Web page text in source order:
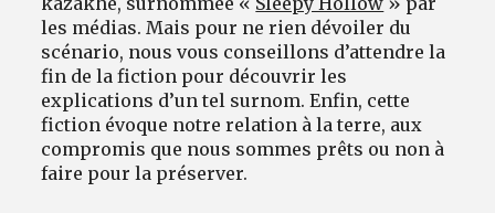
les médias. Mais pour ne rien dévoiler du
scénario, nous vous conseillons d’attendre la
fin de la fiction pour découvrir les
explications d’un tel surnom. Enfin, cette
fiction évoque notre relation à la terre, aux
compromis que nous sommes prêts ou non à
faire pour la préserver.